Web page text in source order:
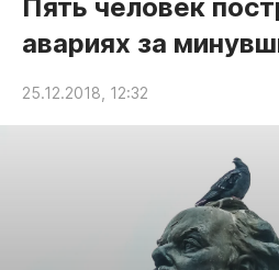
Статьи
Народные новости
Авто и транспорт
Недвижимость и ЖКХ
Пять человек
авариях за
25.12.2018, 12:32